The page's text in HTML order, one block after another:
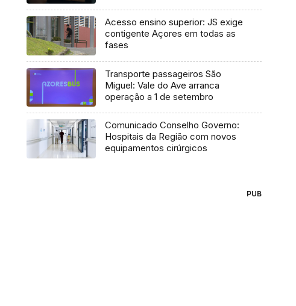
Acesso ensino superior: JS exige
contigente Açores em todas as
fases
Transporte passageiros São
Miguel: Vale do Ave arranca
operação a 1 de setembro
Comunicado Conselho Governo:
Hospitais da Região com novos
equipamentos cirúrgicos
PUB